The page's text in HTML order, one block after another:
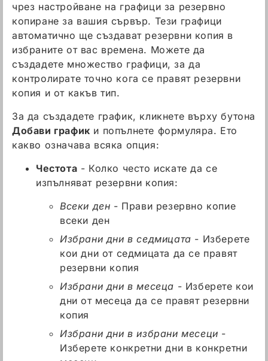
чрез настройване на графици за резервно
копиране за вашия сървър. Тези графици
автоматично ще създават резервни копия в
избраните от вас времена. Можете да
създадете множество графици, за да
контролирате точно кога се правят резервни
копия и от какъв тип.
За да създадете график, кликнете върху бутона
Добави график и попълнете формуляра. Ето
какво означава всяка опция:
Честота - Колко често искате да се
изпълняват резервни копия:
Всеки ден - Прави резервно копие
всеки ден
Избрани дни в седмицата - Изберете
кои дни от седмицата да се правят
резервни копия
Избрани дни в месеца - Изберете кои
дни от месеца да се правят резервни
копия
Избрани дни в избрани месеци -
Изберете конкретни дни в конкретни